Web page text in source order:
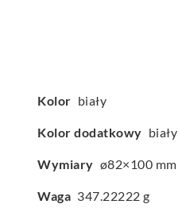
Kolor biały
Kolor dodatkowy biały
Wymiary ø82×100 mm
Waga 347.22222 g